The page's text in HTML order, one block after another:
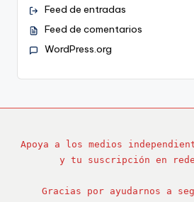
Feed de entradas
Feed de comentarios
WordPress.org
Apoya a los medios
y tu suscripción en
Gracias por ayudarnos a